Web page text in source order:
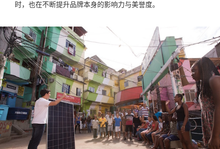
时，也在不断提升品牌本身的影响力与美誉度。